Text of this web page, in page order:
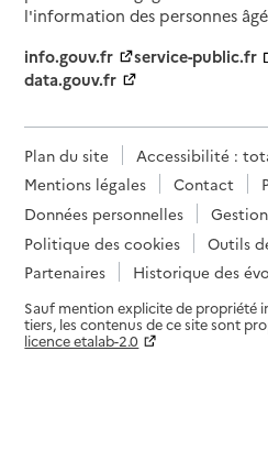
l'information des personnes
info.gouv.fr
service-public.fr
data.gouv.fr
Plan du site
Accessibilité :
Mentions légales
Contact
Données personnelles
Politique des cookies
Outils
Partenaires
Historique des
Sauf mention explicite de propriété
tiers, les contenus de ce site sont
licence etalab-2.0